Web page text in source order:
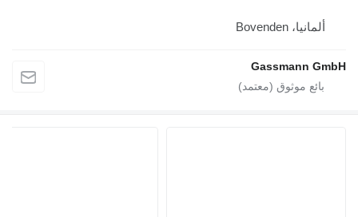
ألمانيا، Bovenden
Gassmann GmbH